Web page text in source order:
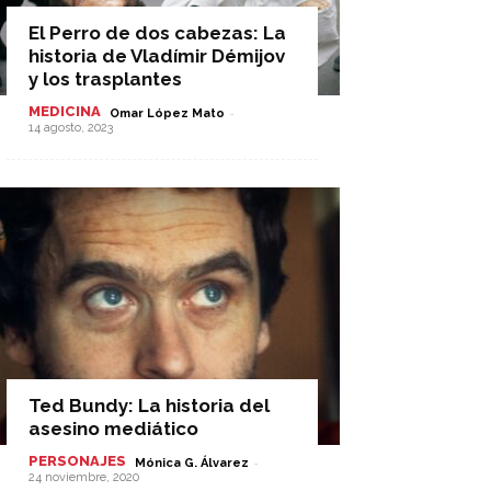
El Perro de dos cabezas: La
historia de Vladímir Démijov
y los trasplantes
MEDICINA Omar López Mato -
14 agosto, 2023
Ted Bundy: La historia del
asesino mediático
PERSONAJES Mónica G. Álvarez -
24 noviembre, 2020